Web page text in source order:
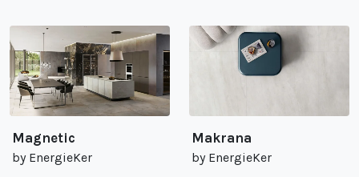
Magnetic
by EnergieKer
Makrana
by EnergieKer